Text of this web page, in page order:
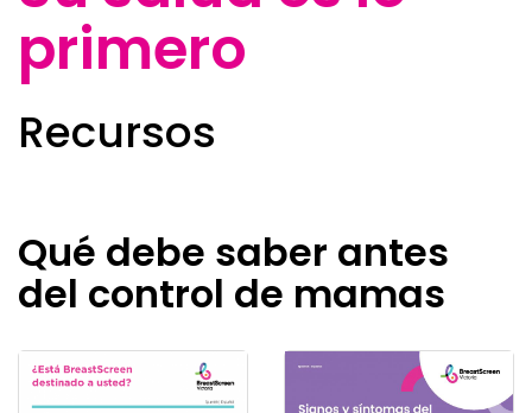
primero
Recursos
Qué debe saber antes
del control de mamas